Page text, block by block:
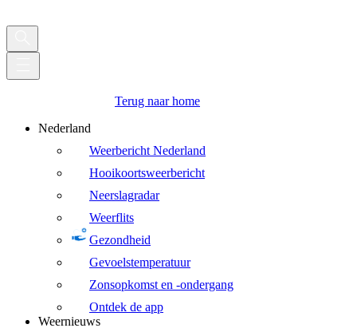
Terug naar home
Nederland
Weerbericht Nederland
Hooikoortsweerbericht
Neerslagradar
Weerflits
Gezondheid
Gevoelstemperatuur
Zonsopkomst en -ondergang
Ontdek de app
Weernieuws